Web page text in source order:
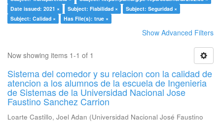
Date issued: 2021 ×
Subject: Fiabilidad ×
Subject: Seguridad ×
Subject: Calidad ×
Has File(s): true ×
Show Advanced Filters
Now showing items 1-1 of 1
Sistema del comedor y su relacion con la calidad de
atencion a los alumnos de la escuela de Ingenieria
de Sistemas de la Universidad Nacional Jose
Faustino Sanchez Carrion
Loarte Castillo, Joel Adan (Universidad Nacional José Faustino